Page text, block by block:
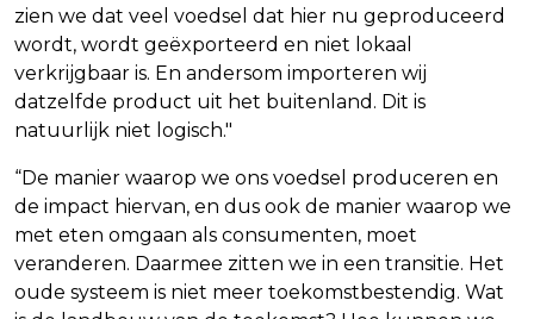
zien we dat veel voedsel dat hier nu geproduceerd
wordt, wordt geëxporteerd en niet lokaal
verkrijgbaar is. En andersom importeren wij
datzelfde product uit het buitenland. Dit is
natuurlijk niet logisch."
“De manier waarop we ons voedsel produceren en
de impact hiervan, en dus ook de manier waarop we
met eten omgaan als consumenten, moet
veranderen. Daarmee zitten we in een transitie. Het
oude systeem is niet meer toekomstbestendig. Wat